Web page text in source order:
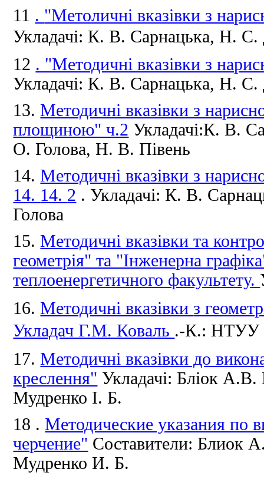
11 . "Метоличні вказівки з
Укладачі: К. В. Сарнацька, Н.
12 . "Методичні вказівки з
Укладачі: К. В. Сарнацька, Н.
13.Методичні вказівки з
площиною" ч.2 Укладачі:К.В.
О.Голова, Н.В.Півень
14.Методичні вказівки з
14. 14. 2 . Укладачі: К.В.
Голова
15.Методичні вказівки та
геометрія" та "Інженерна
теплоенергетичного факультету.
16.Методичні вказівкиз
Укладач Г.М.Коваль .-К.: НТУУ
17.Методичні вказівки до
креслення" Укладачі: Бліок А.В.
Мудренко І. Б.
18 .Методические указания по
черчение" Составители: Блиок
Мудренко И. Б.